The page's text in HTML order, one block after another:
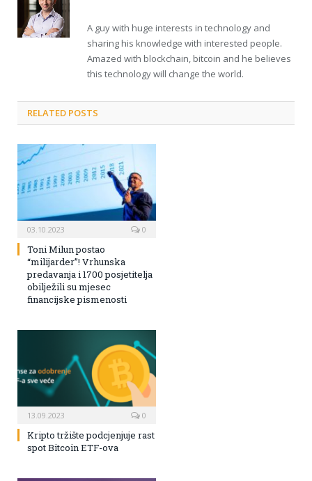
A guy with huge interests in technology and
sharing his knowledge with interested people.
Amazed with blockchain, bitcoin and he believes
this technology will change the world.
RELATED POSTS
03.10.2023 0
Toni Milun postao
“milijarder”! Vrhunska
predavanja i 1700 posjetitelja
obilježili su mjesec
financijske pismenosti
13.09.2023 0
Kripto tržište podcjenjuje rast
spot Bitcoin ETF-ova